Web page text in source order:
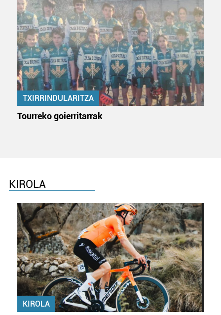
zerbitzuak hobetzeko asmoz, cookie teknologiaz
baliatzen gara. Ohar hau onartuz gero, teknologia hori
erabiltzeko baimen esplizitua ematen diguzu.Gehiago
irakurri
TXIRRINDULARITZA
Tourreko goierritarrak
KIROLA
KIROLA